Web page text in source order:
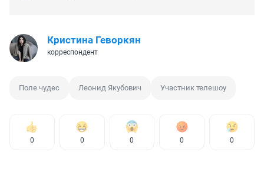
Кристина Геворкян
корреспондент
Поле чудес Леонид Якубович Участник телешоу
0 0 0 0 0